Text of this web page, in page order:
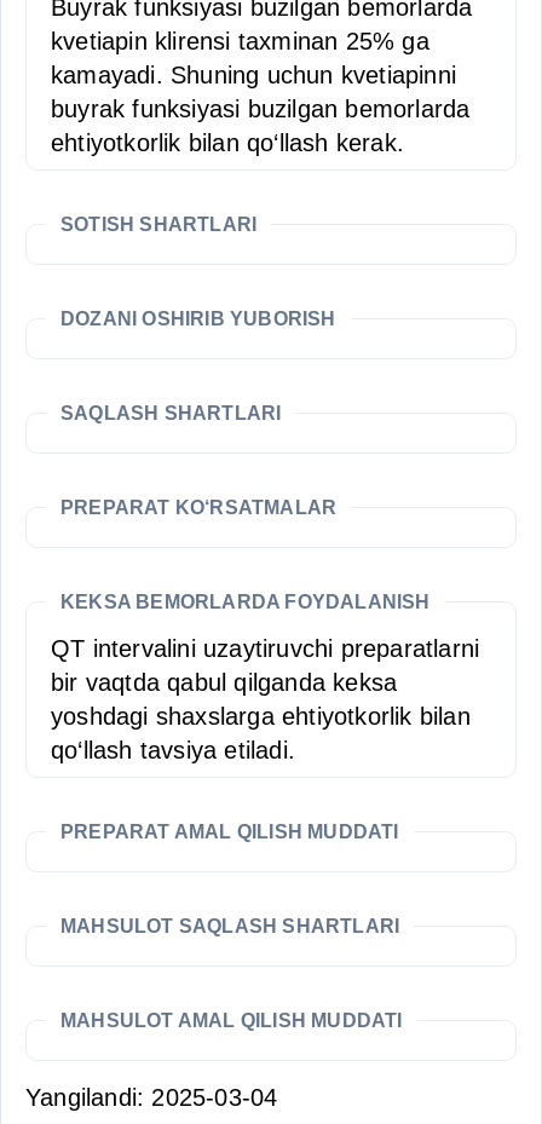
Buyrak funksiyasi buzilgan bemorlarda
kvetiapin klirensi taxminan 25% ga
kamayadi. Shuning uchun kvetiapinni
buyrak funksiyasi buzilgan bemorlarda
ehtiyotkorlik bilan qo‘llash kerak.
SOTISH SHARTLARI
DOZANI OSHIRIB YUBORISH
SAQLASH SHARTLARI
PREPARAT KO‘RSATMALAR
KEKSA BEMORLARDA FOYDALANISH
QT intervalini uzaytiruvchi preparatlarni
bir vaqtda qabul qilganda keksa
yoshdagi shaxslarga ehtiyotkorlik bilan
qo‘llash tavsiya etiladi.
PREPARAT AMAL QILISH MUDDATI
MAHSULOT SAQLASH SHARTLARI
MAHSULOT AMAL QILISH MUDDATI
Yangilandi: 2025-03-04